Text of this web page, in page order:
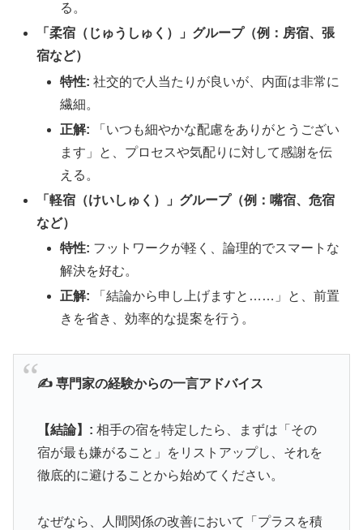
る。
「柔宿（じゅうしゅく）」グループ（例：房宿、張
宿など）
特性: 社交的で人当たりが良いが、内面は非常に
繊細。
正解: 「いつも細やかな配慮をありがとうござい
ます」と、プロセスや気配りに対して感謝を伝
える。
「軽宿（けいしゅく）」グループ（例：嘴宿、危宿
など）
特性: フットワークが軽く、論理的でスマートな
解決を好む。
正解: 「結論から申し上げますと……」と、前置
きを省き、効率的な提案を行う。
✍️ 専門家の経験からの一言アドバイス
【結論】: 相手の宿を特定したら、まずは「その
宿が最も嫌がること」をリストアップし、それを
徹底的に避けることから始めてください。
なぜなら、人間関係の改善において「プラスを積